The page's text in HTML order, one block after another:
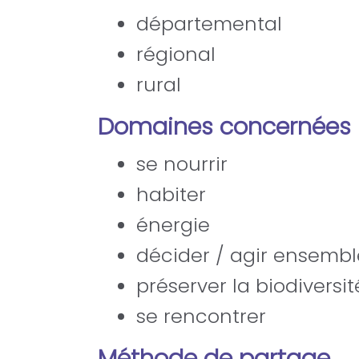
départemental
régional
rural
Domaines concernées
se nourrir
habiter
énergie
décider / agir
préserver la
se rencontrer